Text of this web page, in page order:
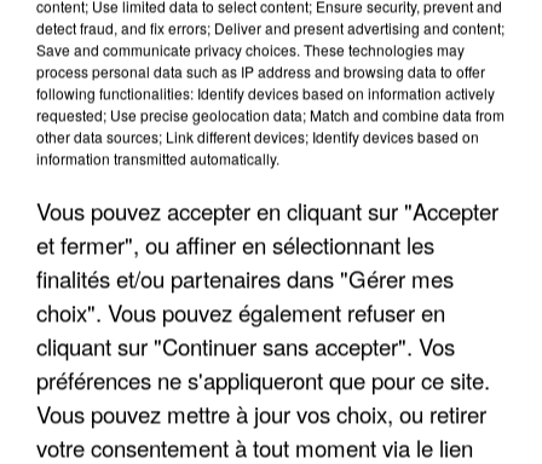
TITRES DIFFUSÉS
PASCAL OBISPO
Tombe Pour Elle
PARTENAIRE
PARTICULIER
Partenaire Particulier
MYLENE FARMER
ET SEAL
Les Mots
content; Use limited data to select content; Ensure security, prevent and
detect fraud, and fix errors; Deliver and present advertising and content;
Save and communicate privacy choices. These technologies may
process personal data such as IP address and browsing data to offer
following functionalities: Identify devices based on information actively
requested; Use precise geolocation data; Match and combine data from
other data sources; Link different devices; Identify devices based on
information transmitted automatically.
Vous pouvez accepter en cliquant sur "Accepter
et fermer", ou affiner en sélectionnant les
finalités et/ou partenaires dans "Gérer mes
choix". Vous pouvez également refuser en
cliquant sur "Continuer sans accepter". Vos
préférences ne s'appliqueront que pour ce site.
Vous pouvez mettre à jour vos choix, ou retirer
votre consentement à tout moment via le lien